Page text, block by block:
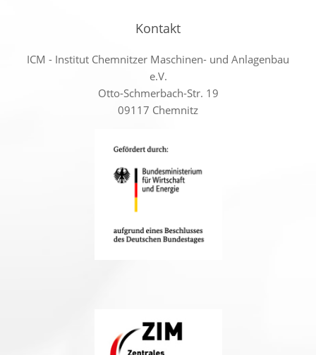
Kontakt
ICM - Institut Chemnitzer Maschinen- und Anlagenbau
e.V.
Otto-Schmerbach-Str. 19
09117 Chemnitz